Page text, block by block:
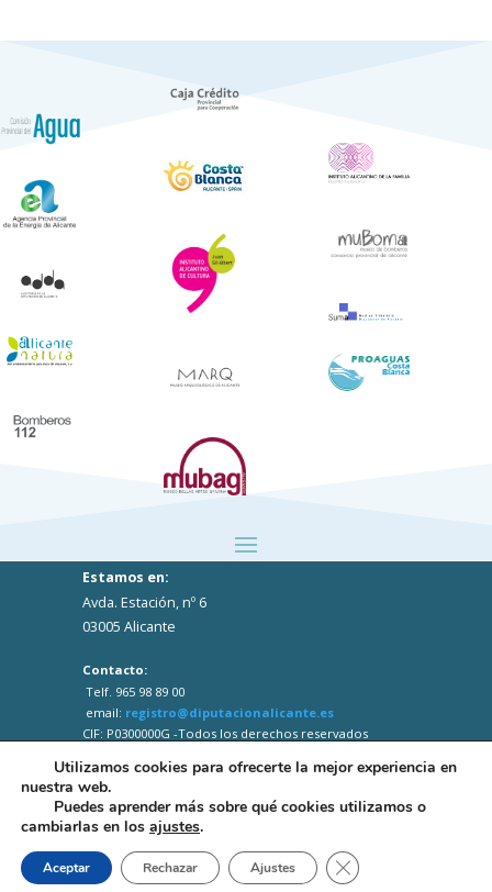
Estamos en:
Avda. Estación, nº 6
03005 Alicante
Contacto:
Telf. 965 98 89 00
email: registro@diputacionalicante.es
CIF: P0300000G -Todos los derechos reservados
Web desarrollada por el Servicio Informática
Utilizamos cookies para ofrecerte la mejor experiencia en
nuestra web.
Puedes aprender más sobre qué cookies utilizamos o
cambiarlas en los ajustes.
Aceptar Rechazar Ajustes Close GDPR Cookie